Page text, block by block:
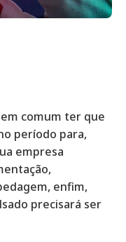
comum ter que
período para,
empresa
enfim,
precisará ser